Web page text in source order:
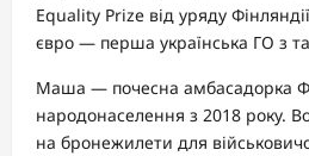
Equality Prize від уряду
євро — перша українська ГО з
Маша — почесна амбасадорка
народонаселення з 2018 року.
на бронежилети для